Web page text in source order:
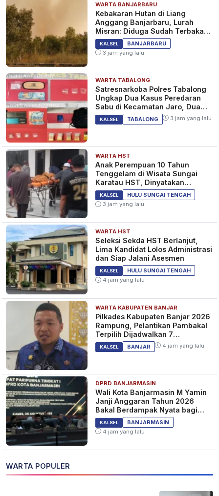
WARTA BANJARBARU
Kebakaran Hutan di Liang
Anggang Banjarbaru, Lurah
Misran: Diduga Sudah Terbakar
Sejak Tadi Malam
KALSEL
BANJARBARU
3 jam yang lalu
WARTA TABALONG
Satresnarkoba Polres Tabalong
Ungkap Dua Kasus Peredaran
Sabu di Kecamatan Jaro, Dua
Pelaku Diamankan
KALSEL TABALONG 3 jam yang lalu
WARTA HST
Anak Perempuan 10 Tahun
Tenggelam di Wisata Sungai
Karatau HST, Dinyatakan
Meninggal Dunia
KALSEL
HULU SUNGAI TENGAH
3 jam yang lalu
WARTA HST
Seleksi Sekda HST Berlanjut,
Lima Kandidat Lolos Administrasi
dan Siap Jalani Asesmen
KALSEL
HULU SUNGAI TENGAH
4 jam yang lalu
WARTA KABUPATEN BANJAR
Pilkades Kabupaten Banjar 2026
Rampung, Pelantikan Pambakal
Terpilih Dijadwalkan 7
September 2026
KALSEL BANJAR 4 jam yang lalu
DPRD BANJARMASIN
Wali Kota Banjarmasin M Yamin
Janji Anggaran Tahun 2026
Bakal Berdampak Nyata bagi
Masyarakat&nbsp;
KALSEL
BANJARMASIN
4 jam yang lalu
WARTA POPULER